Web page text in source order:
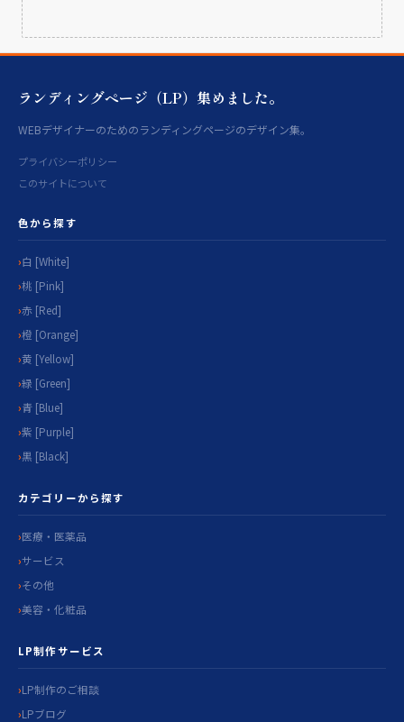
ランディングページ（LP）集めました。
WEBデザイナーのためのランディングページのデザイン集。
プライバシーポリシー
このサイトについて
色から探す
白 [White]
桃 [Pink]
赤 [Red]
橙 [Orange]
黄 [Yellow]
緑 [Green]
青 [Blue]
紫 [Purple]
黒 [Black]
カテゴリーから探す
医療・医薬品
サービス
その他
美容・化粧品
LP制作サービス
LP制作のご相談
LPブログ